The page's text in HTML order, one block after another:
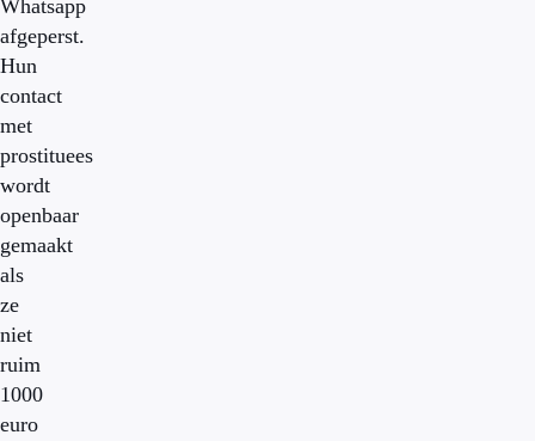
Whatsapp
afgeperst.
Hun
contact
met
prostituees
wordt
openbaar
gemaakt
als
ze
niet
ruim
1000
euro